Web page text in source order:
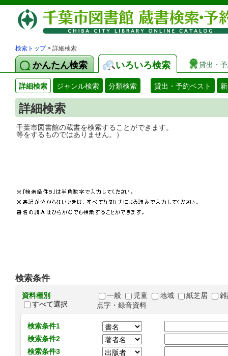
検索トップ> 詳細検索
かんたん検索 いろいろ検索 貸出・
詳細検索 ジャンル検索 分類検索 貸出・予約ベスト
詳細検索
千葉市図書館の蔵書を検索することがで
等をするものではありません。）
検索条件
資料種別
すべて選択
一般 児童 地域 紙芝居
点字・録音資料
検索条件1
検索条件2
検索条件3